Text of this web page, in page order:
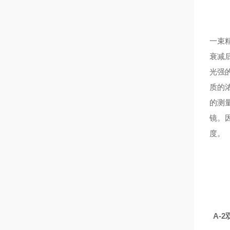
一束
衰减
光强
质的
的测
镜。
度。
A-2